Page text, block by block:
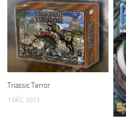
Triassic Terror
1 DÉC, 2013